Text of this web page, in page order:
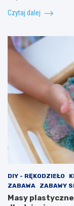
Czytaj dalej
DIY - RĘKODZIEŁO
ZABAWA
ZABAWY
Masy